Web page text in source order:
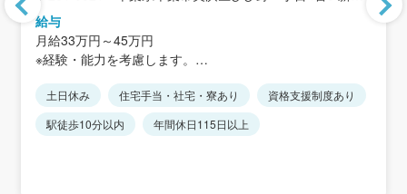
本ビル
＜アクセス＞
JR京葉線「海浜幕張駅」徒歩5分
※案件は直行直帰が中心です。
※ミーティングはWEBが中心のため、本社出勤は週1回程度
です。
給与
月給33万円～45万円
※経験・能力を考慮します。
昇給：年1回
賞与：年2回
土日休み 住宅手当・社宅・寮あり
資格支援制度あり
駅徒歩10分以内
年間休日115日以上